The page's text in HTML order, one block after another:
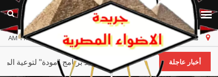
مصر الخميس، ٦ أغسطس ٢٠٢٦ أخر تحديث 11:16:35 AM
أخبار عاجلة
وزارة التضامن الاجتماعي بالإسماعيلية يتابع تنفيذ برنامج "مودة"